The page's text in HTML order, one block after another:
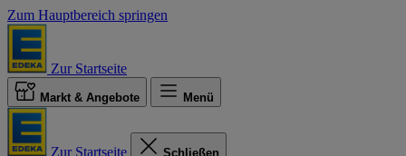
Zum Hauptbereich springen
Zur Startseite
Markt & Angebote Menü
Zur Startseite Schließen